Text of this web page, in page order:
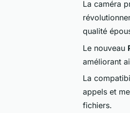
La caméra
qualité
Le nouveau
améliorant
La
appels et
fichiers.